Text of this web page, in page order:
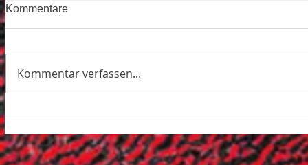
Kommentare
Kommentar verfassen...